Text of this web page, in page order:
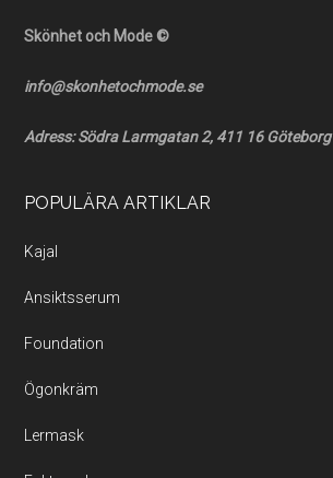
Skönhet och Mode ©
info@skonhetochmode.se
Adress: Södra Larmgatan 2, 411 16 Göteborg
POPULÄRA ARTIKLAR
Kajal
Ansiktsserum
Foundation
Ögonkräm
Lermask